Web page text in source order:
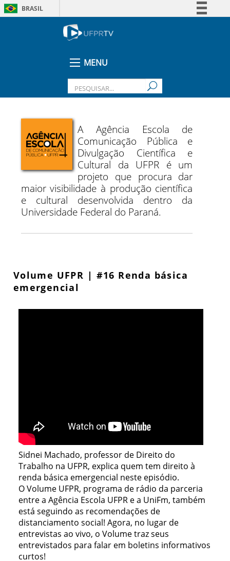
BRASIL
Legislação
MENU
A Agência Escola de
Comunicação Pública e
Divulgação Científica e
Cultural da UFPR é um
projeto que procura dar
maior visibilidade à produção científica
e cultural desenvolvida dentro da
Universidade Federal do Paraná.
Volume UFPR | #16 Renda básica
emergencial
Sidnei Machado, professor de Direito do
Trabalho na UFPR, explica quem tem direito à
renda básica emergencial neste episódio.
O Volume UFPR, programa de rádio da parceria
entre a Agência Escola UFPR e a UniFm, também
está seguindo as recomendações de
distanciamento social! Agora, no lugar de
entrevistas ao vivo, o Volume traz seus
entrevistados para falar em boletins informativos
curtos!